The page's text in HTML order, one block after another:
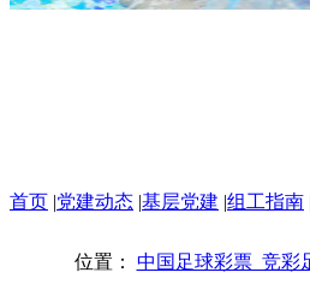
首页 |党建动态 |基层党建 |组工指南
位置： 中国足球彩票_竞彩